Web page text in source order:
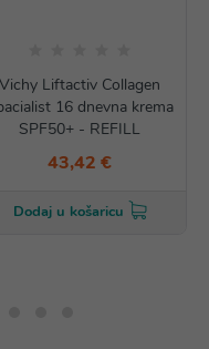
Vichy Liftactiv Collagen
16 dnevna krema
SPF50+ - REFILL
43,42 €
Dodaj u košaricu